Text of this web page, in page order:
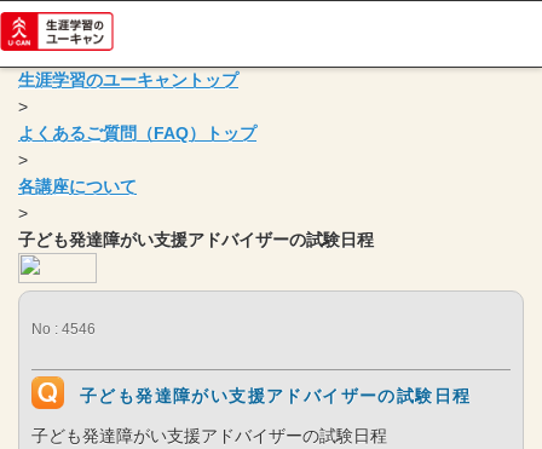
生涯学習のユーキャントップ
>
よくあるご質問（FAQ）トップ
>
各講座について
>
子ども発達障がい支援アドバイザーの試験日程
No : 4546
子ども発達障がい支援アドバイザーの試験日程
子ども発達障がい支援アドバイザーの試験日程